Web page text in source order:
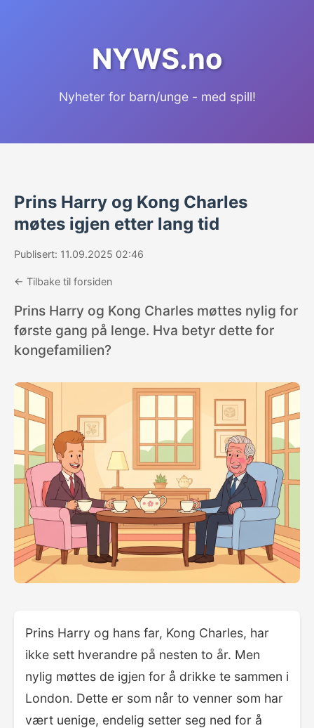
NYWS.no
Nyheter for barn/unge - med spill!
Prins Harry og Kong Charles
møtes igjen etter lang tid
Publisert: 11.09.2025 02:46
← Tilbake til forsiden
Prins Harry og Kong Charles møttes nylig for
første gang på lenge. Hva betyr dette for
kongefamilien?
Prins Harry og hans far, Kong Charles, har
ikke sett hverandre på nesten to år. Men
nylig møttes de igjen for å drikke te sammen i
London. Dette er som når to venner som har
vært uenige, endelig setter seg ned for å